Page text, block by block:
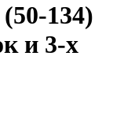
134)
и 3-х